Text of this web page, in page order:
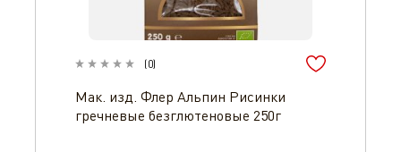
(0)
Мак. изд. Флер Альпин Рисинки
гречневые безглютеновые 250г